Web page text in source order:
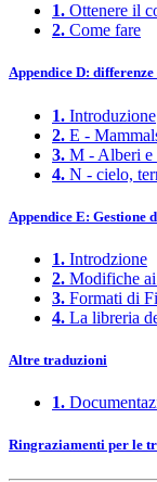
1. Ottenere il
2. Come fare
Appendice D:
1. Introduzione
2. E -
3. M - Alberi e
4. N - cielo,
Appendice E: Gestione
1. Introdzione
2. Modifiche
3. Formati di
4. La libreria
Altre traduzioni
1.
Ringraziamenti per le